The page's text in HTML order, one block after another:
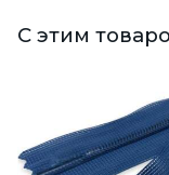
С этим